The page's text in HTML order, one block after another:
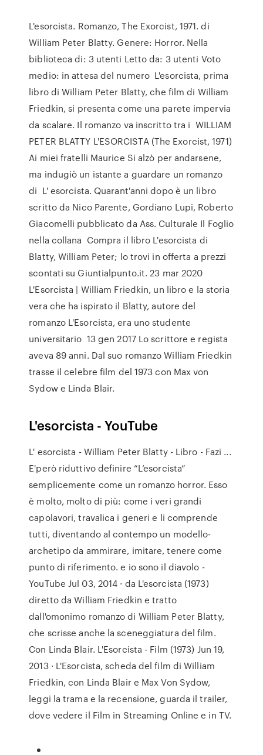
L'esorcista. Romanzo, The Exorcist, 1971. di
William Peter Blatty. Genere: Horror. Nella
biblioteca di: 3 utenti Letto da: 3 utenti Voto
medio: in attesa del numero L'esorcista, prima
libro di William Peter Blatty, che film di William
Friedkin, si presenta come una parete impervia
da scalare. Il romanzo va inscritto tra i WILLIAM
PETER BLATTY L'ESORCISTA (The Exorcist, 1971)
Ai miei fratelli Maurice Si alzò per andarsene,
ma indugiò un istante a guardare un romanzo
di L' esorcista. Quarant'anni dopo è un libro
scritto da Nico Parente, Gordiano Lupi, Roberto
Giacomelli pubblicato da Ass. Culturale Il Foglio
nella collana Compra il libro L'esorcista di
Blatty, William Peter; lo trovi in offerta a prezzi
scontati su Giuntialpunto.it. 23 mar 2020
L'Esorcista | William Friedkin, un libro e la storia
vera che ha ispirato il Blatty, autore del
romanzo L'Esorcista, era uno studente
universitario 13 gen 2017 Lo scrittore e regista
aveva 89 anni. Dal suo romanzo William Friedkin
trasse il celebre film del 1973 con Max von
Sydow e Linda Blair.
L'esorcista - YouTube
L' esorcista - William Peter Blatty - Libro - Fazi ...
E'però riduttivo definire “L’esorcista”
semplicemente come un romanzo horror. Esso
è molto, molto di più: come i veri grandi
capolavori, travalica i generi e li comprende
tutti, diventando al contempo un modello-
archetipo da ammirare, imitare, tenere come
punto di riferimento. e io sono il diavolo -
YouTube Jul 03, 2014 · da L'esorcista (1973)
diretto da William Friedkin e tratto
dall'omonimo romanzo di William Peter Blatty,
che scrisse anche la sceneggiatura del film.
Con Linda Blair. L'Esorcista - Film (1973) Jun 19,
2013 · L'Esorcista, scheda del film di William
Friedkin, con Linda Blair e Max Von Sydow,
leggi la trama e la recensione, guarda il trailer,
dove vedere il Film in Streaming Online e in TV.